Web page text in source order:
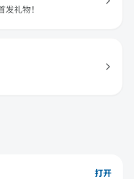
礼物！
打开